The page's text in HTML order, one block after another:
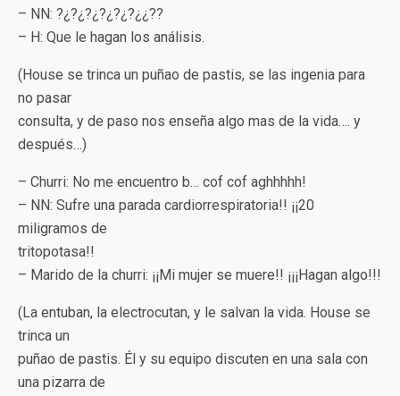
– NN: ?¿?¿?¿?¿?¿?¿¿??
– H: Que le hagan los análisis.
(House se trinca un puñao de pastis, se las ingenia para
no pasar
consulta, y de paso nos enseña algo mas de la vida…. y
después…)
– Churri: No me encuentro b… cof cof aghhhhh!
– NN: Sufre una parada cardiorrespiratoria!! ¡¡20
miligramos de
tritopotasa!!
– Marido de la churri: ¡¡Mi mujer se muere!! ¡¡¡Hagan algo!!!
(La entuban, la electrocutan, y le salvan la vida. House se
trinca un
puñao de pastis. Él y su equipo discuten en una sala con
una pizarra de